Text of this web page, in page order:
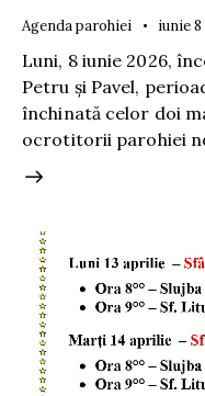
Agenda parohiei iunie 8
Luni, 8 iunie 2026,
Petru și Pavel,
închinată celor doi
ocrotitorii parohiei